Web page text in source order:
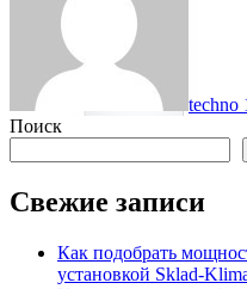
techno
Поиск
Свежие записи
Как подобрать
установкой Sklad-